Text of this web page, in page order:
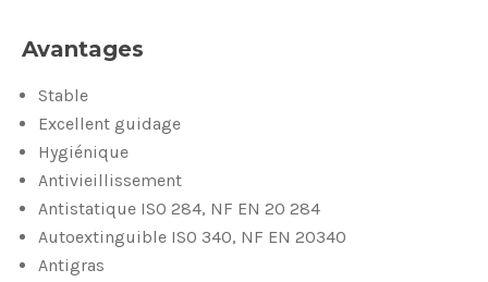
Avantages
Stable
Excellent guidage
Hygiénique
Antivieillissement
Antistatique ISO 284, NF EN 20 284
Autoextinguible ISO 340, NF EN 20340
Antigras